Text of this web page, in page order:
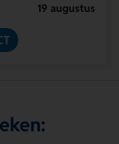
19 augustus